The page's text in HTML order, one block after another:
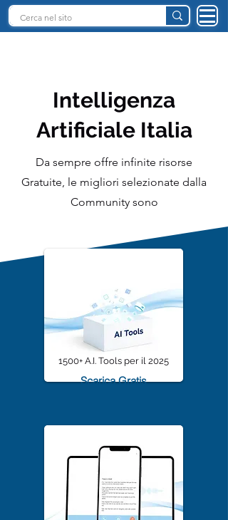
Intelligenza
Artificiale Italia
Da sempre offre infinite risorse
Gratuite, le migliori selezionate dalla
Community sono
1500+ A.I. Tools per il 2025
Scarica Gratis